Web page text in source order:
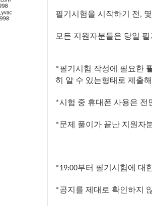
필기시험을 시작하기 전 , 몇
모든 지원자분들은 당일 필
*필기시험 작성에 필요한
히 알 수 있는형태로 제출해
*시험 중 휴대폰 사용은 전
*문제 풀이가 끝난 지원자
*19:00부터 필기시험에 대
*공지를 제대로 확인하지